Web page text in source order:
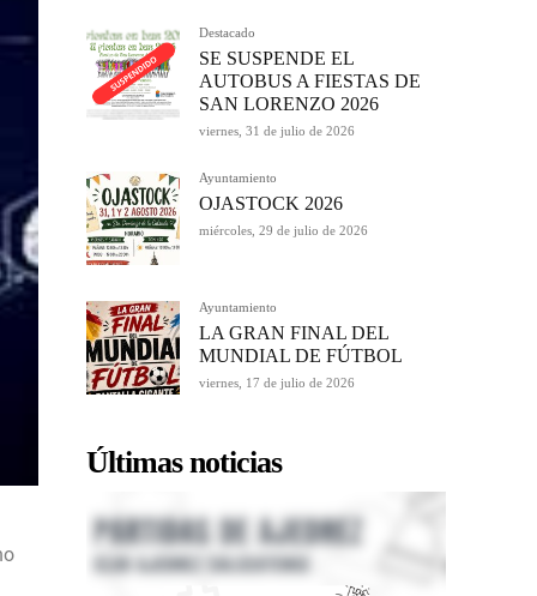
Destacado
SE SUSPENDE EL
AUTOBUS A FIESTAS DE
SAN LORENZO 2026
viernes, 31 de julio de 2026
Ayuntamiento
OJASTOCK 2026
miércoles, 29 de julio de 2026
Ayuntamiento
LA GRAN FINAL DEL
MUNDIAL DE FÚTBOL
viernes, 17 de julio de 2026
Últimas noticias